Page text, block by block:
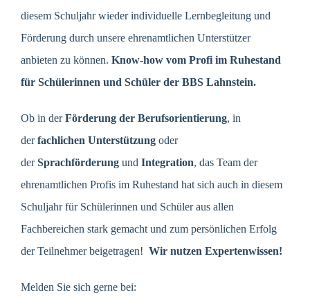
diesem Schuljahr wieder individuelle Lernbegleitung und
Förderung durch unsere ehrenamtlichen Unterstützer
anbieten zu können. Know-how vom Profi im Ruhestand
für Schülerinnen und Schüler der BBS Lahnstein.
Ob in derFörderung der Berufsorientierung, in
derfachlichen Unterstützung oder
derSprachförderung und Integration, das Team der
ehrenamtlichen Profis im Ruhestand hat sich auch in diesem
Schuljahr für Schülerinnen und Schüler aus allen
Fachbereichen stark gemacht und zum persönlichen Erfolg
der Teilnehmer beigetragen! Wir nutzen Expertenwissen!
Melden Sie sich gerne bei: